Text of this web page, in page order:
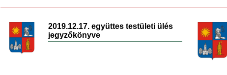
2019.12.17. együttes testületi ülés
jegyzőkönyve